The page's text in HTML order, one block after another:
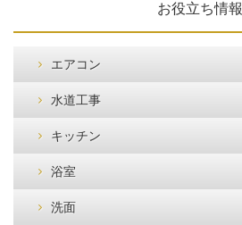
お役立ち情報
エアコン
水道工事
キッチン
浴室
洗面